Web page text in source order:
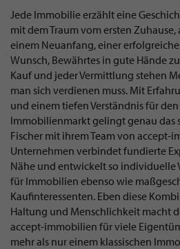
Jede Immobilie erzählt eine
mit dem Traum vom ersten
einem Neuanfang, einer
Wunsch, Bewährtes in gute Hände
Kauf und jeder Vermittlung stehen
man sich verdienen muss. Mit
und einem tiefen Verständnis für
Immobilienmarkt gelingt genau das
Fischer mit ihrem Team von accept-
Unternehmen verbindet fundierte
Nähe und entwickelt so individuelle
für Immobilien ebenso wie
Kaufinteressenten. Eben diese
Haltung und Menschlichkeit macht
accept-immobilien für viele
mehr als nur einem klassischen